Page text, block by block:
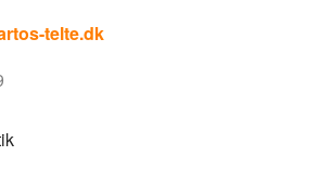
telte.dk